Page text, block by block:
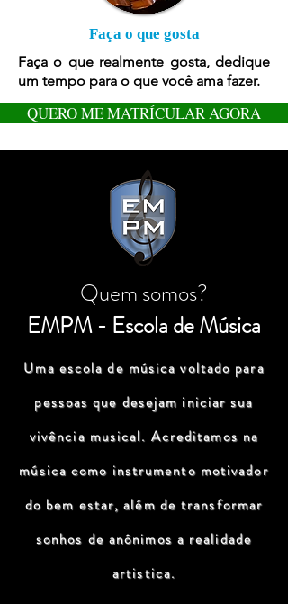
Faça o que gosta
Faça o que realmente gosta, dedique
um tempo para o que você ama fazer.
QUERO ME MATRÍCULAR AGORA
Quem somos?
EMPM - Escola de Música
Uma escola de música voltado para
pessoas que desejam iniciar sua
vivência musical. Acreditamos na
música como instrumento motivador
do bem estar, além de transformar
sonhos de anônimos a realidade
artistica.